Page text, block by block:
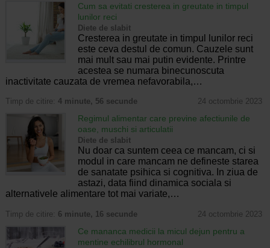
Cum sa evitati cresterea in greutate in timpul
lunilor reci
Diete de slabit
Cresterea in greutate in timpul lunilor reci
este ceva destul de comun. Cauzele sunt
mai mult sau mai putin evidente. Printre
acestea se numara binecunoscuta
inactivitate cauzata de vremea nefavorabila,…
Timp de citire: 4 minute, 56 secunde 24 octombrie 2023
Regimul alimentar care previne afectiunile de
oase, muschi si articulatii
Diete de slabit
Nu doar ca suntem ceea ce mancam, ci si
modul in care mancam ne defineste starea
de sanatate psihica si cognitiva. In ziua de
astazi, data fiind dinamica sociala si
alternativele alimentare tot mai variate,…
Timp de citire: 6 minute, 16 secunde 24 octombrie 2023
Ce mananca medicii la micul dejun pentru a
mentine echilibrul hormonal